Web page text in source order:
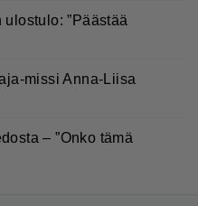
”Päästää
missi Anna-Liisa
– ”Onko tämä